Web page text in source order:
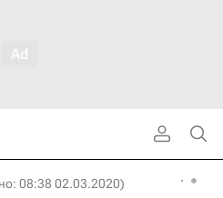
08:38 02.03.2020)